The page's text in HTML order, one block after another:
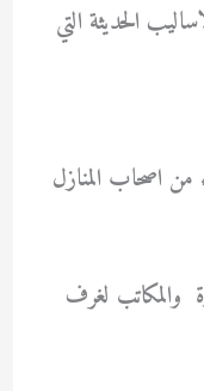
الحديثة التي
من اصحاب المنازل
والمكاتب لغرف